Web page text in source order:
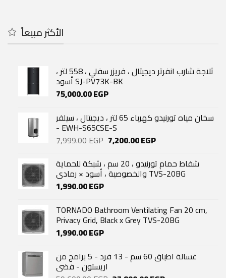
الأكثر مبيعاً
ثلاجة شارب انفرتر ديجيتال ، فريزر سفلي ، 558 لتر ،
أسود SJ-PV73K-BK
75,000.00EGP
سخان مياه تورنيدو كهرباء 65 لتر ، ديجيتال ، سيلفر
- EWH-S65CSE-S
7,999.00EGP Original
was:
7,999.00 EGP.
7,200.00EGPCurrent
is:
7,200.00 EGP.
شفاط حمام تورنيدو ، 20 سم ، شبكة للحماية
والخصوصية ، أسود × رمادي TVS-20BG
1,990.00EGP
TORNADO Bathroom Ventilating Fan 20 cm,
Privacy Grid, Black x Grey TVS-20BG
1,990.00EGP
غسالة اطباق 60 سم - 13 فرد - 5 برامج من
اريستون - فضى